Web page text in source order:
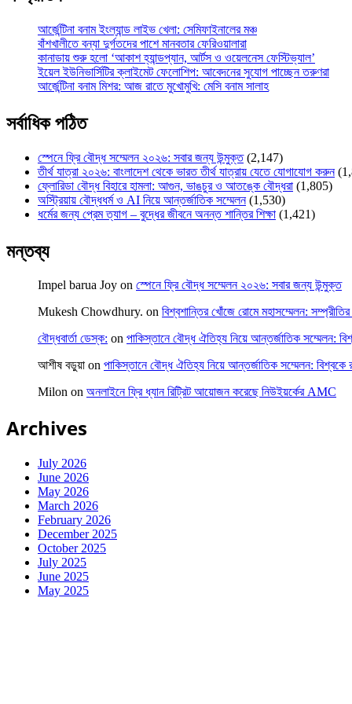
আর্জেন্টিনা বনাম ইংল্যান্ড লাইভ খেলা: সেমিফাইনালের মঞ্চ
বাঁশখালীতে বন্যা দুর্গতদের পাশে মানবতার ফেরিওয়ালারা
কানাডায় শুরু হলো ‘আকাশ হ্যান্ডপ্যান, আর্টস ও ওয়েলনেস ফেস্টিভ্যাল’
ইয়েল ইউনিভার্সিটির ক্লাইমেট ফেলোশিপ: আবেদনের সুযোগ পাচ্ছেন তরুণরা
আর্জেন্টিনা বনাম মিশর: আজ রাতে মুখোমুখি: মেসি বনাম সালাহ
সর্বাধিক পঠিত
স্পেনে ফ্রি বৌদ্ধ সম্মেলন ২০২৬: সবার জন্য উন্মুক্ত (2,147)
তীর্থ যাত্রা ২০২৬: বাংলাদেশ থেকে ভারত তীর্থ যাত্রায় যেতে যোগাযোগ করুন
ফ্লোরিডা বৌদ্ধ বিহারে হামলা: আগুন, ভাঙচুর ও আতঙ্কে বৌদ্ধরা (1,805)
অস্ট্রিয়ায় বৌদ্ধধর্ম ও AI নিয়ে আন্তর্জাতিক সম্মেলন (1,530)
ধর্মের জন্য প্রেম ত্যাগ – বুদ্ধের জীবনে অনন্ত শান্তির শিক্ষা (1,421)
মন্তব্য
Impel barua Joy on স্পেনে ফ্রি বৌদ্ধ সম্মেলন ২০২৬: সবার জন্য উন্মুক্ত
Mukesh Chowdhury. on বিশ্বশান্তির খোঁজে রোমে মহাসম্মেলন:
বৌদ্ধবার্তা ডেস্ক: on পাকিস্তানে বৌদ্ধ ঐতিহ্য নিয়ে আন্তর্জাতিক সম্মেলন:
আশীষ বড়ুয়া on পাকিস্তানে বৌদ্ধ ঐতিহ্য নিয়ে আন্তর্জাতিক সম্মেলন: বিশ্বকে
Milon on অনলাইনে ফ্রি ধ্যান রিট্রিট আয়োজন করেছে নিউইয়র্কের AMC
Archives
July 2026
June 2026
May 2026
March 2026
February 2026
December 2025
October 2025
July 2025
June 2025
May 2025